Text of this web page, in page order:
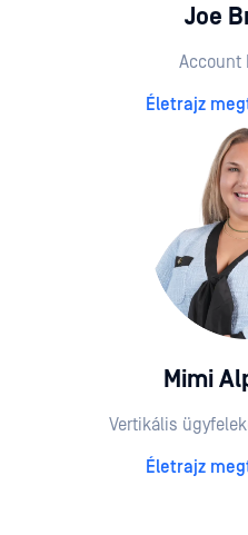
Joe
Account
Életrajz
Mimi
Vertikális
Életrajz